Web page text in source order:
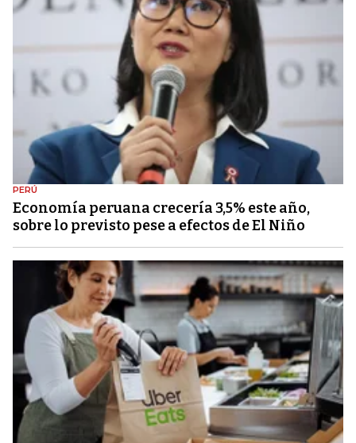
PERÚ
Economía peruana crecería 3,5% este año,
sobre lo previsto pese a efectos de El Niño